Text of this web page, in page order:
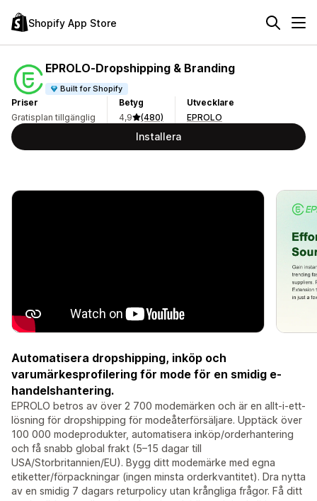
Shopify App Store
EPROLO‑Dropshipping & Branding
Built for Shopify
Priser
Gratisplan tillgänglig
Betyg
4,9
(480)
Utvecklare
EPROLO
Installera
Automatisera dropshipping, inköp och
varumärkesprofilering för mode för en smidig e-
handelshantering.
EPROLO betros av över 2 700 modemärken och är en allt-i-ett-
lösning för dropshipping för modeåterförsäljare. Upptäck över
100 000 modeprodukter, automatisera inköp/orderhantering
och få snabb global frakt (5–15 dagar till
USA/Storbritannien/EU). Bygg ditt modemärke med egna
etiketter/förpackningar (ingen minsta orderkvantitet). Dra nytta
av en smidig 7 dagars returpolicy utan krångliga frågor. Få ditt